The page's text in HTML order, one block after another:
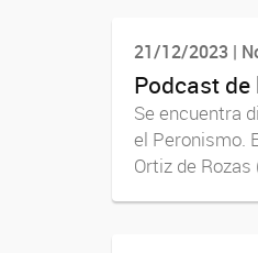
21/12/2023 |
Podcast de
Se encuentra
el Peronismo.
Ortiz de Rozas